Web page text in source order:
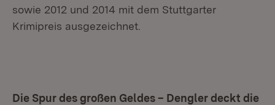
sowie 2012 und 2014 mit dem Stuttgarter
Krimipreis ausgezeichnet.
Die Spur des großen Geldes – Dengler deckt die